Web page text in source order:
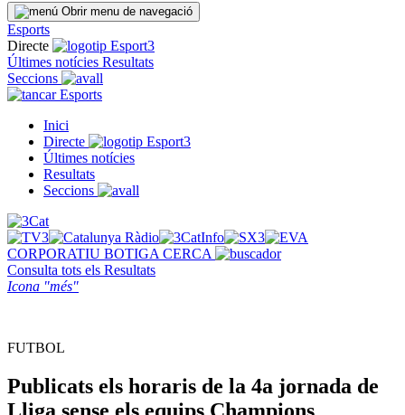
Obrir menu de navegació
Esports
Directe
Últimes notícies Resultats
Seccions
Esports
Inici
Directe
Últimes notícies
Resultats
Seccions
CORPORATIU BOTIGA CERCA
Consulta tots els Resultats
Icona "més"
FUTBOL
Publicats els horaris de la 4a jornada de